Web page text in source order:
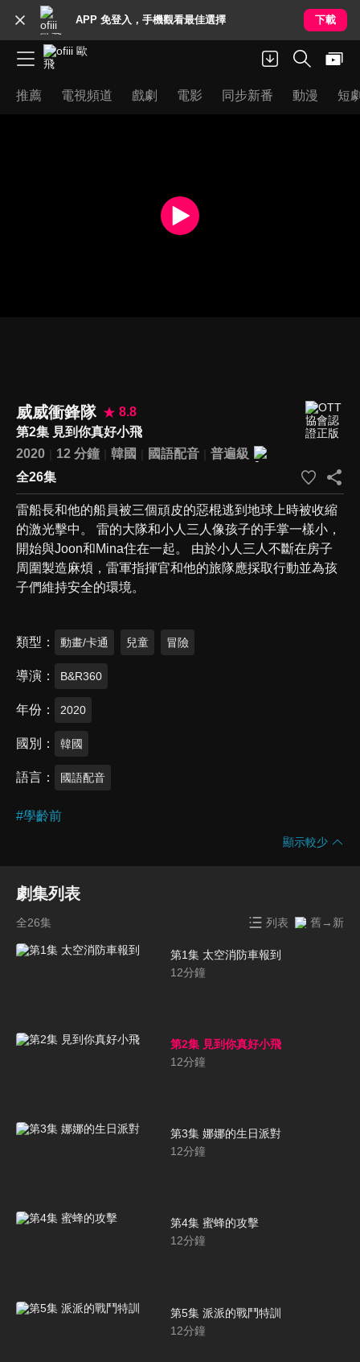
APP 免登入，手機觀看最佳選擇 下載
推薦 電視頻道 戲劇 電影 同步新番 動漫 短
威威衝鋒隊
8.8
第2集 見到你真好小飛
2020
12 分鐘 韓國 國語配音
普遍級
全26集
雷船長和他的船員被三個頑皮的惡棍逃到地球上時被收縮
的激光擊中。 雷的大隊和小人三人像孩子的手掌一樣小，
開始與Joon和Mina住在一起。 由於小人三人不斷在房子
周圍製造麻煩，雷軍指揮官和他的旅隊應採取行動並為孩
子們維持安全的環境。
類型 動畫/卡通 兒童 冒險
導演 B&R360
年份 2020
國別 韓國
語言 國語配音
#學齡前
顯示較少
劇集列表
全26集 列表 舊→新
第1集 太空消防車報到
12分鐘
第2集 見到你真好小飛
12分鐘
第3集 娜娜的生日派對
12分鐘
第4集 蜜蜂的攻擊
12分鐘
第5集 派派的戰鬥特訓
12分鐘